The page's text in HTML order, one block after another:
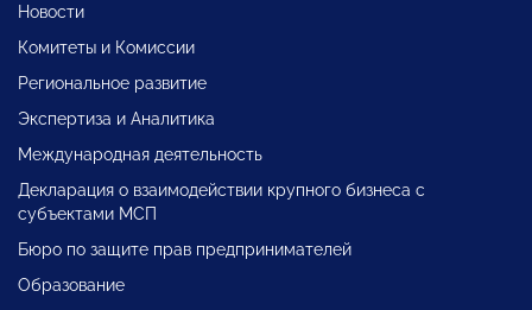
Новости
Комитеты и Комиссии
Региональное развитие
Экспертиза и Аналитика
Международная деятельность
Декларация о взаимодействии крупного бизнеса с
субъектами МСП
Бюро по защите прав предпринимателей
Образование